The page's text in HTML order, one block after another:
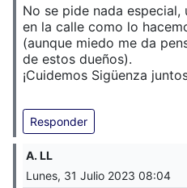
No se pide nada
en la calle como lo
(aunque miedo me da
de estos dueños).
¡Cuidemos Sigüenza
Responder
A. LL
Lunes, 31 Julio 2023 08:04